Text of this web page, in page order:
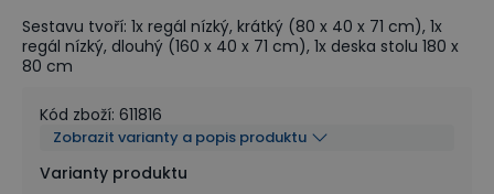
Sestavu tvoří: 1x regál nízký, krátký (80 x 40 x 71 cm), 1x
regál nízký, dlouhý (160 x 40 x 71 cm), 1x deska stolu 180 x
80 cm
Kód zboží: 611816
Zobrazit varianty a popis produktu
Varianty produktu